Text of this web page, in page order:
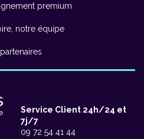
premium
notre équipe
Service Client 24h/24 et
7j/7
09 72 54 41 44